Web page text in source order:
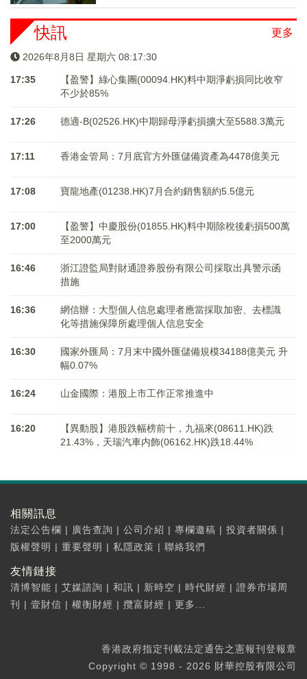
更多
快訊
2026年8月8日 星期六 08:17:30
17:35
【盈警】綠心集團(00094.HK)料中期淨虧損同比收窄
不少於85%
17:26 德適-B(02526.HK)中期歸母淨虧損擴大至5588.3萬元
17:11 香港金管局：7月底官方外匯儲備資產為4478億美元
17:08 寶龍地產(01238.HK)7月合約銷售額約5.5億元
17:00
【盈警】中慶股份(01855.HK)料中期除稅後虧損500萬
至2000萬元
16:46
浙江證監局對財通證券股份有限公司採取出具警示函
措施
16:36
網信辦：大型個人信息處理者應當採取加密、去標識
化等措施保障所處理個人信息安全
16:30
國家外匯局：7月末中國外匯儲備規模34188億美元 升
幅0.07%
16:24 山金國際：港股上市工作正常推進中
16:20
【異動股】港股跌幅榜前十，九福來(08611.HK)跌
21.43%，天瑞汽車内飾(06162.HK)跌18.44%
相關訊息
法定公告欄 | 廣告查詢 | 公司介紹 | 專欄邀稿 | 投資者關係 |
版權聲明 | 重要聲明 | 私隱政策 | 聯絡我們
友情鏈接
清博智能 | 艾媒諮詢 | 和訊 | 新時空 | 時代財經 | 證券市場周
刊
| 壹財信 | 權衡財經 | 攬富財經 | 更多...
香港政府指定刊載法定通告之憲報刊登報章
Copyright © 1998 - 2026 財華控股有限公司